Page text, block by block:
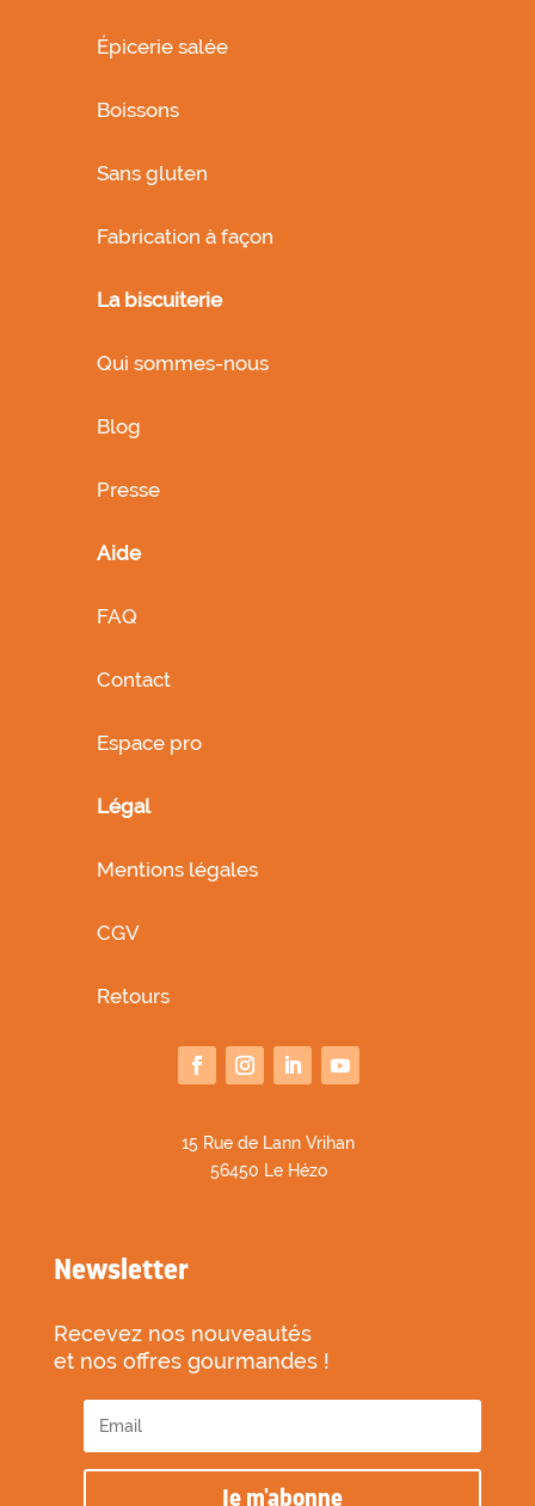
Épicerie salée
Boissons
Sans gluten
Fabrication à façon
La biscuiterie
Qui sommes-nous
Blog
Presse
Aide
FAQ
Contact
Espace pro
Légal
Mentions légales
CGV
Retours
15 Rue de Lann Vrihan
56450 Le Hézo
Newsletter
Recevez nos nouveautés
et nos offres gourmandes !
Je m'abonne